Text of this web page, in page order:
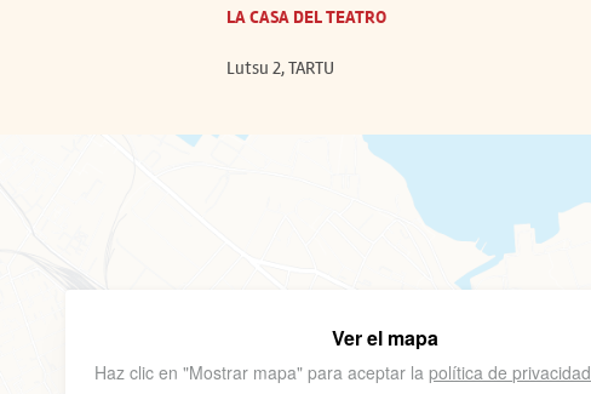
LA CASA DEL TEATRO
Lutsu 2, TARTU
Ver el mapa
Haz clic en "Mostrar mapa" para aceptar lapolítica de privacidad